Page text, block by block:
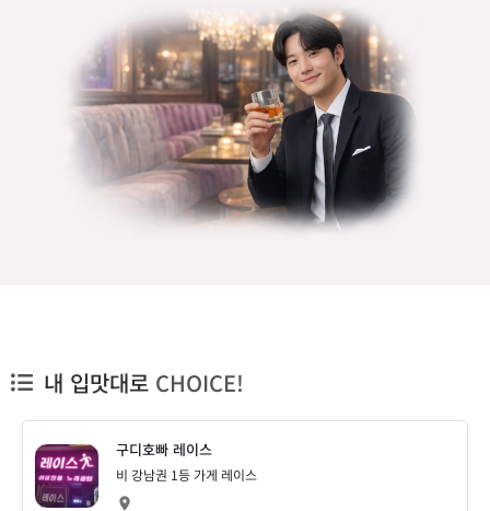
내 입맛대로 CHOICE!
구디호빠 레이스
비 강남권 1등 가게 레이스